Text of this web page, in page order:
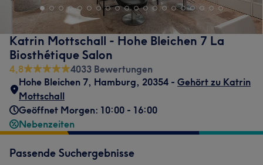
Katrin Mottschall - Hohe Bleichen 7 La
Biosthétique Salon
4,8
4033 Bewertungen
Hohe Bleichen 7, Hamburg, 20354 - Gehört zu Katrin
Mottschall
Geöffnet Morgen: 10:00 - 16:00
Nebenzeiten
Passende Suchergebnisse